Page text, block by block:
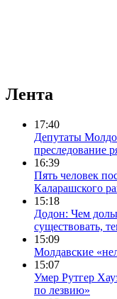
Лента
17:40
Депутаты
преследование
16:39
Пять человек
Каларашского
15:18
Додон: Чем
существовать,
15:09
Молдавские
15:07
Умер Рутгер
по лезвию»